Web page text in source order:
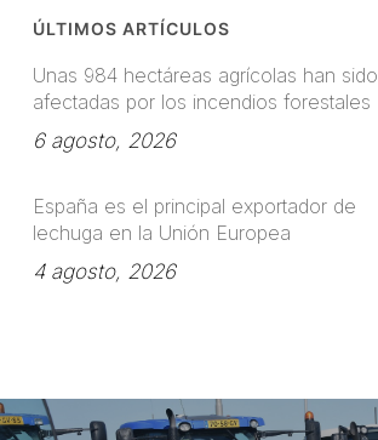
ÚLTIMOS ARTÍCULOS
Unas 984 hectáreas agrícolas han sido
afectadas por los incendios forestales
6 agosto, 2026
España es el principal exportador de
lechuga en la Unión Europea
4 agosto, 2026